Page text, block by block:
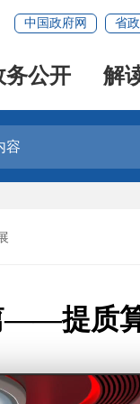
中国政府网 省
务公开 解
——提质